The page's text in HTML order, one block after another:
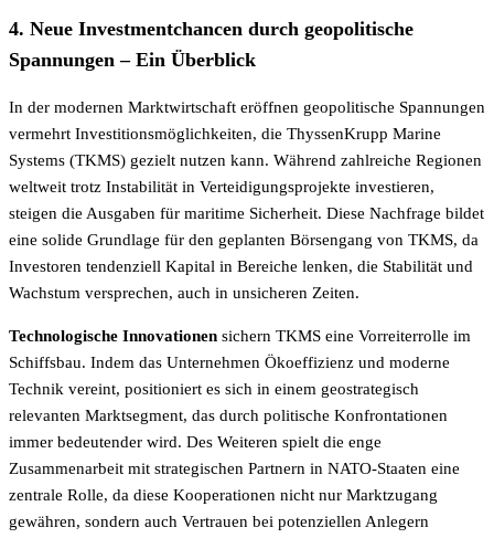
4. Neue Investmentchancen durch geopolitische
Spannungen – Ein Überblick
In der modernen Marktwirtschaft eröffnen geopolitische Spannungen
vermehrt Investitionsmöglichkeiten, die ThyssenKrupp Marine
Systems (TKMS) gezielt nutzen kann. Während zahlreiche Regionen
weltweit trotz Instabilität in Verteidigungsprojekte investieren,
steigen die Ausgaben für maritime Sicherheit. Diese Nachfrage bildet
eine solide Grundlage für den geplanten Börsengang von TKMS, da
Investoren tendenziell Kapital in Bereiche lenken, die Stabilität und
Wachstum versprechen, auch in unsicheren Zeiten.
Technologische Innovationen sichern TKMS eine Vorreiterrolle im
Schiffsbau. Indem das Unternehmen Ökoeffizienz und moderne
Technik vereint, positioniert es sich in einem geostrategisch
relevanten Marktsegment, das durch politische Konfrontationen
immer bedeutender wird. Des Weiteren spielt die enge
Zusammenarbeit mit strategischen Partnern in NATO-Staaten eine
zentrale Rolle, da diese Kooperationen nicht nur Marktzugang
gewähren, sondern auch Vertrauen bei potenziellen Anlegern